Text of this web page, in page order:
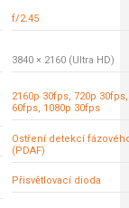
f/2.45
3840 × 2160 (Ultra HD)
2160p 30fps, 720p
60fps, 1080p 30fps
Ostření detekcí
(PDAF)
Přisvětlovací dioda